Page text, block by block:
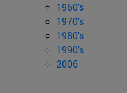
1960's
1970's
1980's
1990's
2006